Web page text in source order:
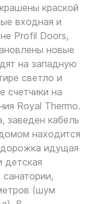
краской
входная и
Рrоfil Dооrs,
новые
на западную
светло и
счетчики на
Rоyаl Тhеrmо.
заведен кабель
находится
идущая
детская
(шум